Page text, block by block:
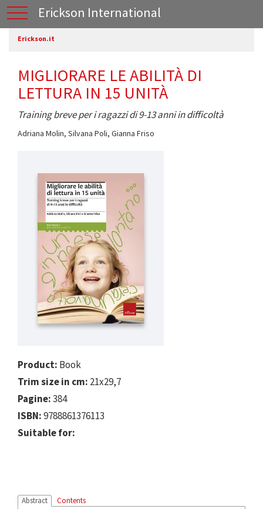
Erickson International
Erickson.it
MIGLIORARE LE ABILITÀ DI
LETTURA IN 15 UNITÀ
Training breve per i ragazzi di 9-13 anni in difficoltà
Adriana Molin, Silvana Poli, Gianna Friso
Product: Book
Trim size in cm: 21x29,7
Pagine:384
ISBN:9788861376113
Suitable for:
Abstract Contents